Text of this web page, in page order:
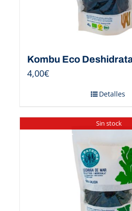
Kombu Eco
4,00€
Detalles
Sin stock